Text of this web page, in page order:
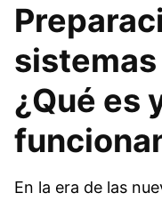
¿Qué es
En la era de las